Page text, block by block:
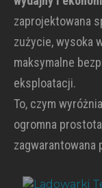
zaprojektowana
zużycie, wysoka
maksymalne
eksploatacji.
To, czym
ogromna
zagwarantowana